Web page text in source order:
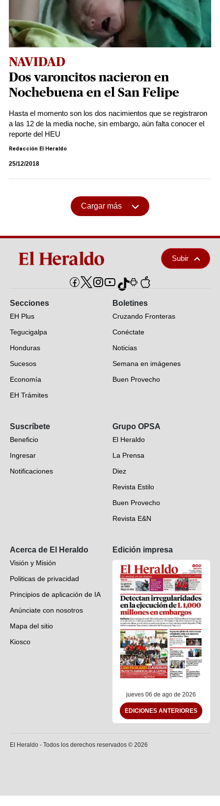
NAVIDAD
Dos varoncitos nacieron en
Nochebuena en el San Felipe
Hasta el momento son los dos nacimientos que se registraron
a las 12 de la media noche, sin embargo, aún falta conocer el
reporte del HEU
Redacción El Heraldo
25/12/2018
Cargar más
Subir
Secciones
EH Plus
Tegucigalpa
Honduras
Sucesos
Economía
EH Trámites
EH Verifica
Fotogalerías
Deportes
Videos
Boletines
Cruzando Fronteras
Conéctate
Noticias
Semana en imágenes
Buen Provecho
Suscríbete
Beneficio
Ingresar
Notificaciones
Grupo OPSA
El Heraldo
La Prensa
Diez
Revista Estilo
Buen Provecho
Revista E&N
Acerca de El Heraldo
Visión y Misión
Politicas de privacidad
Principios de aplicación de IA
Anúnciate con nosotros
Mapa del sitio
Kiosco
Edición impresa
jueves 06 de ago de 2026
EDICIONES ANTERIORES
El Heraldo - Todos los derechos reservados © 2026